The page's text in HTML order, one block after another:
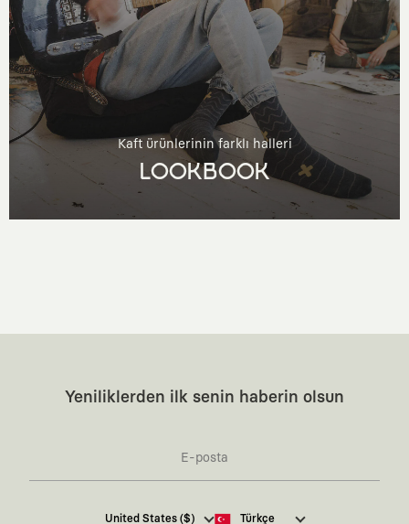
Kaft ürünlerinin farklı halleri
LOOKBOOK
Yeniliklerden ilk senin haberin olsun
Kaft Tasarım Tekstil Sanayi ve Ticaret Anonim
United States ($) Türkçe